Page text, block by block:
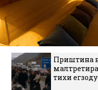
Приштина
тихи